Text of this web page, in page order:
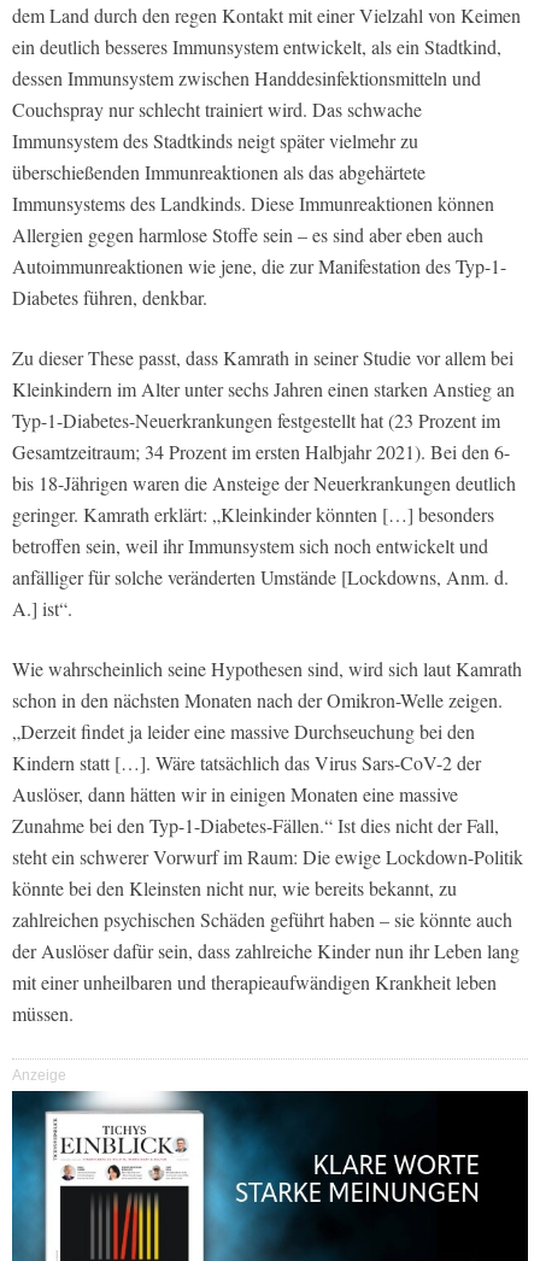
dem Land durch den regen Kontakt mit einer Vielzahl von Keimen
ein deutlich besseres Immunsystem entwickelt, als ein Stadtkind,
dessen Immunsystem zwischen Handdesinfektionsmitteln und
Couchspray nur schlecht trainiert wird. Das schwache
Immunsystem des Stadtkinds neigt später vielmehr zu
überschießenden Immunreaktionen als das abgehärtete
Immunsystems des Landkinds. Diese Immunreaktionen können
Allergien gegen harmlose Stoffe sein – es sind aber eben auch
Autoimmunreaktionen wie jene, die zur Manifestation des Typ-1-
Diabetes führen, denkbar.
Zu dieser These passt, dass Kamrath in seiner Studie vor allem bei
Kleinkindern im Alter unter sechs Jahren einen starken Anstieg an
Typ-1-Diabetes-Neuerkrankungen festgestellt hat (23 Prozent im
Gesamtzeitraum; 34 Prozent im ersten Halbjahr 2021). Bei den 6-
bis 18-Jährigen waren die Ansteige der Neuerkrankungen deutlich
geringer. Kamrath erklärt: „Kleinkinder könnten […] besonders
betroffen sein, weil ihr Immunsystem sich noch entwickelt und
anfälliger für solche veränderten Umstände [Lockdowns, Anm. d.
A.] ist“.
Wie wahrscheinlich seine Hypothesen sind, wird sich laut Kamrath
schon in den nächsten Monaten nach der Omikron-Welle zeigen.
„Derzeit findet ja leider eine massive Durchseuchung bei den
Kindern statt […]. Wäre tatsächlich das Virus Sars-CoV-2 der
Auslöser, dann hätten wir in einigen Monaten eine massive
Zunahme bei den Typ-1-Diabetes-Fällen.“ Ist dies nicht der Fall,
steht ein schwerer Vorwurf im Raum: Die ewige Lockdown-Politik
könnte bei den Kleinsten nicht nur, wie bereits bekannt, zu
zahlreichen psychischen Schäden geführt haben – sie könnte auch
der Auslöser dafür sein, dass zahlreiche Kinder nun ihr Leben lang
mit einer unheilbaren und therapieaufwändigen Krankheit leben
müssen.
Anzeige